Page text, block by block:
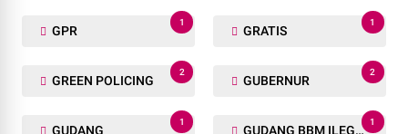
GPR
1
GRATIS
1
GREEN POLICING
2
GUBERNUR
2
GUDANG
1
GUDANG BBM ILEGAL
1